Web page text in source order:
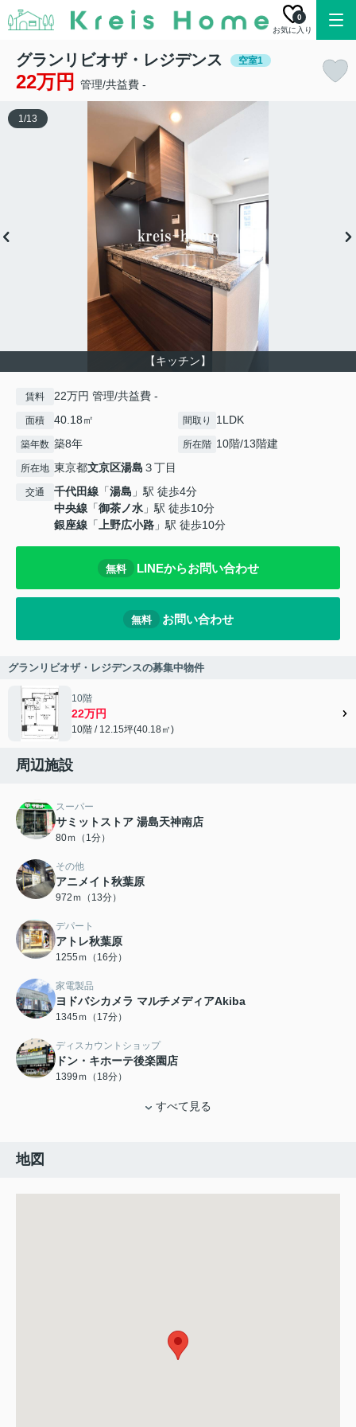
お気に入り
0
グランリビオザ・レジデンス 空室1
22万円 管理/共益費 -
【キッチン】
1/13
賃料 22万円 管理/共益費 -
面積 40.18㎡ 間取り 1LDK
築年数 築8年 所在階 10階/13階建
所在地 東京都文京区湯島 ３丁目
交通 千代田線 「湯島 」駅 徒歩4分
中央線 「御茶ノ水 」駅 徒歩10分
銀座線 「上野広小路 」駅 徒歩10分
無料 LINEからお問い合わせ
無料 お問い合わせ
グランリビオザ・レジデンスの募集中物件
10階
22万円
10階 / 12.15坪(40.18㎡)
周辺施設
スーパー
サミットストア 湯島天神南店
80ｍ（1分）
その他
アニメイト秋葉原
972ｍ（13分）
デパート
アトレ秋葉原
1255ｍ（16分）
家電製品
ヨドバシカメラ マルチメディアAkiba
1345ｍ（17分）
ディスカウントショップ
ドン・キホーテ後楽園店
1399ｍ（18分）
すべて見る
地図